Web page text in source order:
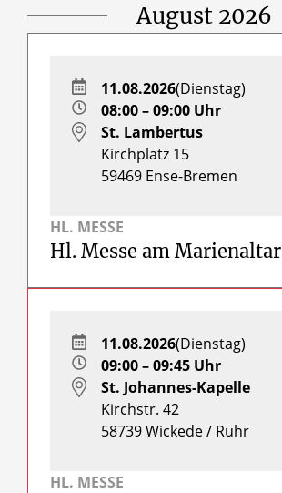
August 2026
HL. MESSE
Hl. Messe am Marienaltar
11.08.2026(Dienstag)
08:00 – 09:00 Uhr
St. Lambertus
Kirchplatz 15
59469 Ense-Bremen
HL. MESSE
11.08.2026(Dienstag)
09:00 – 09:45 Uhr
St. Johannes-Kapelle
Kirchstr. 42
58739Wickede / Ruhr